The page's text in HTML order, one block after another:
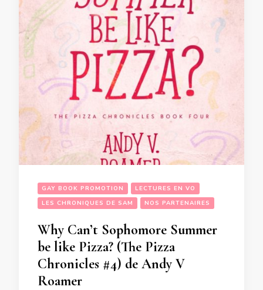
GAY BOOK PROMOTION
LECTURES EN VO
LES CHRONIQUES DE SAM
NOS PARTENAIRES
Why Can’t Sophomore Summer
be like Pizza? (The Pizza
Chronicles #4) de Andy V
Roamer